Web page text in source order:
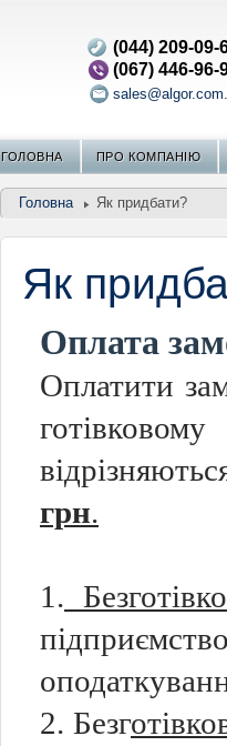
(044) 209-09-
(067) 446-96-
ГОЛОВНА ПРО КОМПАНIЮ
Головна Як придбати?
Як
Оплата
Оплатити
грн.
1.
2. Безг